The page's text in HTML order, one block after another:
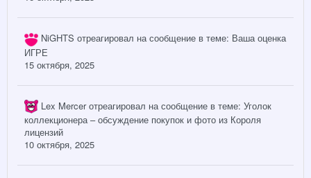
NiGHTS отреагировал на сообщение в теме: Ваша оценка
ИГРЕ
15 октября, 2025
Lex Mercerотреагировал на сообщение в теме: Уголок
коллекционера – обсуждение покупок и фото из Короля
лицензий
10 октября, 2025